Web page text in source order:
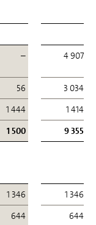
– 4 907
56
3 034
1 444
1 414
1 500 9 355
1 346
1 346
644
644